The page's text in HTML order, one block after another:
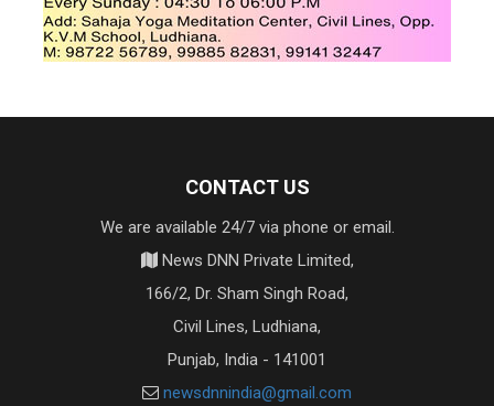
CONTACT US
We are available 24/7 via phone or email.
News DNN Private Limited,
166/2, Dr. Sham Singh Road,
Civil Lines, Ludhiana,
Punjab, India - 141001
newsdnnindia@gmail.com